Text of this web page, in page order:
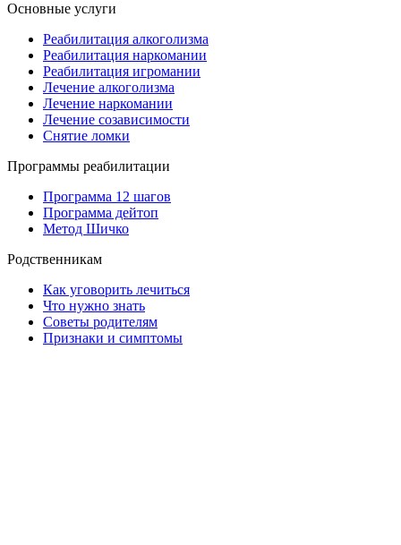
Основные услуги
Реабилитация алкоголизма
Реабилитация наркомании
Реабилитация игромании
Лечение алкоголизма
Лечение наркомании
Лечение созависимости
Снятие ломки
Программы реабилитации
Программа 12 шагов
Программа дейтоп
Метод Шичко
Родственникам
Как уговорить лечиться
Что нужно знать
Советы родителям
Признаки и симптомы